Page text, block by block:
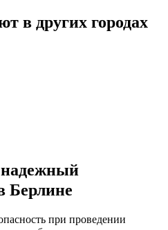
в других городах
Берлине
при проведении